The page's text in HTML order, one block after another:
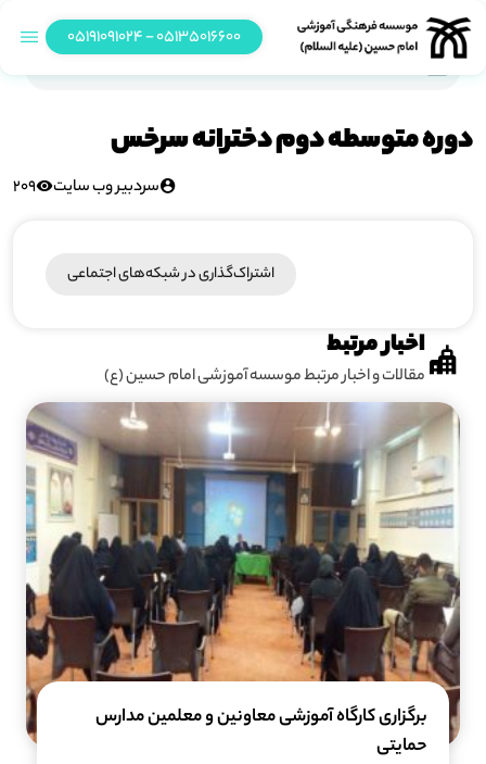
05135016600 - 05191091024
دوره متوسطه دوم دخترانه سرخس
سردبیر وب سایت 209
اشتراک‌گذاری در شبکه‎‌های اجتماعی
اخبار مرتبط
مقالات و اخبار مرتبط موسسه آموزشی امام حسین (ع)
برگزاری کارگاه آموزشی معاونین و معلمین مدارس
حمایتی